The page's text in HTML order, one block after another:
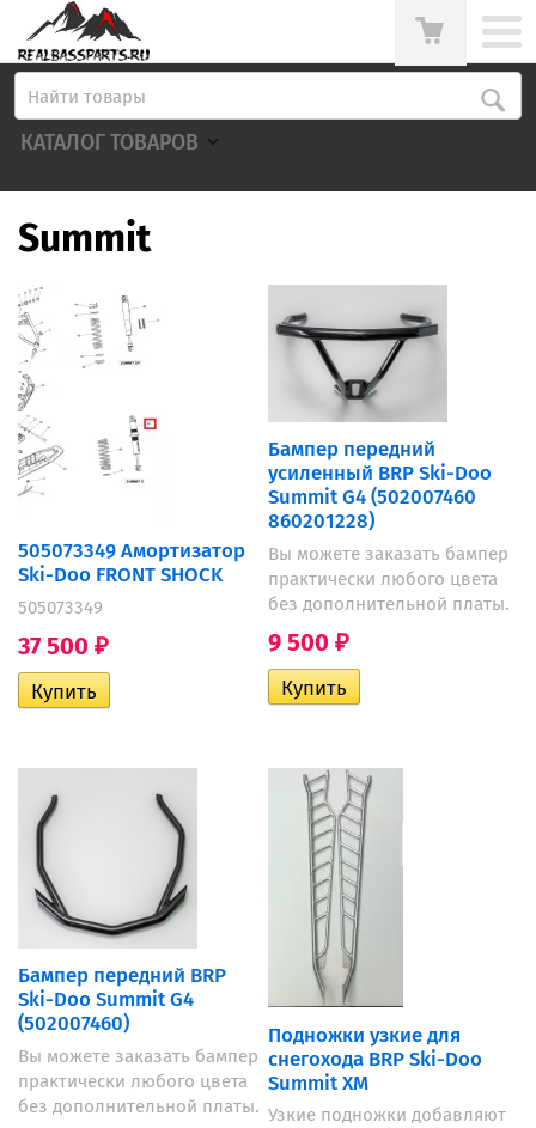
КАТАЛОГ ТОВАРОВ
Summit
505073349 Амортизатор
Ski-Doo FRONT SHOCK
505073349
37 500 ₽
Бампер передний
усиленный BRP Ski-Doo
Summit G4 (502007460
860201228)
Вы можете заказать бампер
практически любого цвета
без дополнительной платы.
9 500 ₽
Бампер передний BRP
Ski-Doo Summit G4
(502007460)
Вы можете заказать бампер
практически любого цвета
без дополнительной платы.
Подножки узкие для
снегохода BRP Ski-Doo
Summit XM
Узкие подножки добавляют